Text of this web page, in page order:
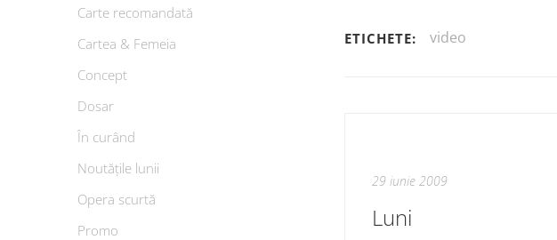
ETICHETE: video
29 iunie 2009
Luni
Carte recomandată
Cartea & Femeia
Concept
Dosar
În curând
Noutățile lunii
Opera scurtă
Promo